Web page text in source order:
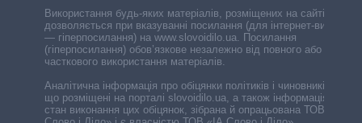
Використання будь-яких матеріалів, розміщених на сайті,
дозволяється при вказуванні посилання (для інтернет-видань
— гіперпосилання) на www.slovoidilo.ua. Посилання
(гіперпосилання) обов’язкове незалежно від повного або
часткового використання матеріалів.
Аналітична інформація про обіцянки політиків і чиновників,
що розміщені на порталі slovoidilo.ua, а також інформація про
стан виконання цих обіцянок, зібрана й опрацьована ТОВ «ІА